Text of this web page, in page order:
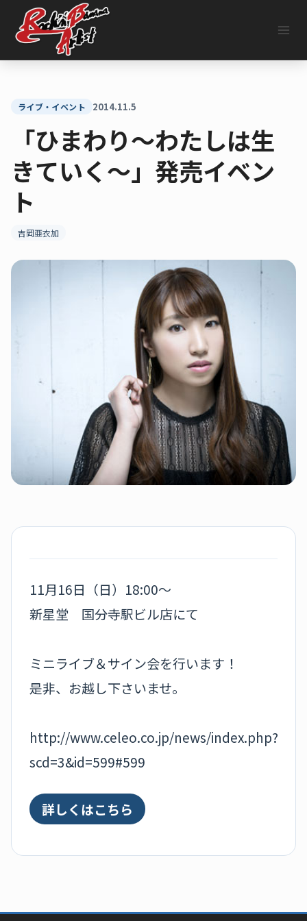
キ
ライブ・イベント 2014.11.5
「ひまわり～わたしは生
きていく～」発売イベン
ト
吉岡亜衣加
11月16日（日）18:00～
新星堂 国分寺駅ビル店にて
ミニライブ＆サイン会を行います！
是非、お越し下さいませ。
http://www.celeo.co.jp/news/index.php?
scd=3&id=599#599
詳しくはこちら